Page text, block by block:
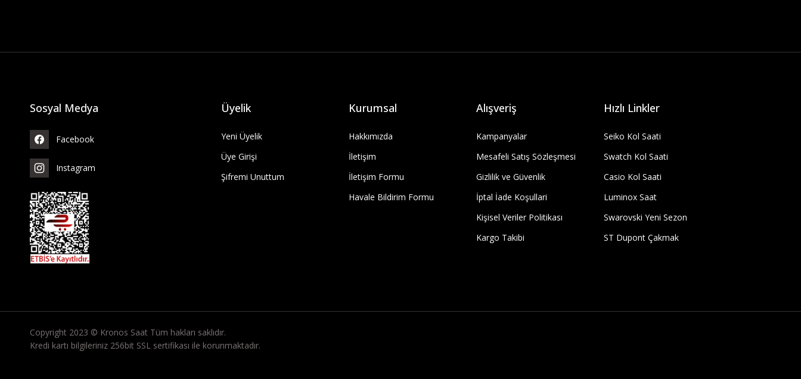
Sosyal Medya
Facebook
Instagram
Üyelik
Yeni Üyelik
Üye Girişi
Şifremi Unuttum
Kurumsal
Hakkımızda
İletişim
İletişim Formu
Havale Bildirim Formu
Alışveriş
Kampanyalar
Mesafeli Satış Sözleşmesi
Gizlilik ve Güvenlik
İptal İade Koşullari
Kişisel Veriler Politikası
Kargo Takibi
Hızlı Linkler
Seiko Kol Saati
Swatch Kol Saati
Casio Kol Saati
Luminox Saat
Swarovski Yeni Sezon
ST Dupont Çakmak
Copyright 2023 © Kronos Saat Tüm hakları saklıdır.
Kredi kartı bilgileriniz 256bit SSL sertifikası ile korunmaktadır.